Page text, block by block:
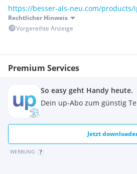
https://besser-als-neu.com/products/
Rechtlicher Hinweis
Vorgereihte Anzeige
Premium Services
So easy geht Handy heute.
Dein up-Abo zum günstig
Jetzt
WERBUNG